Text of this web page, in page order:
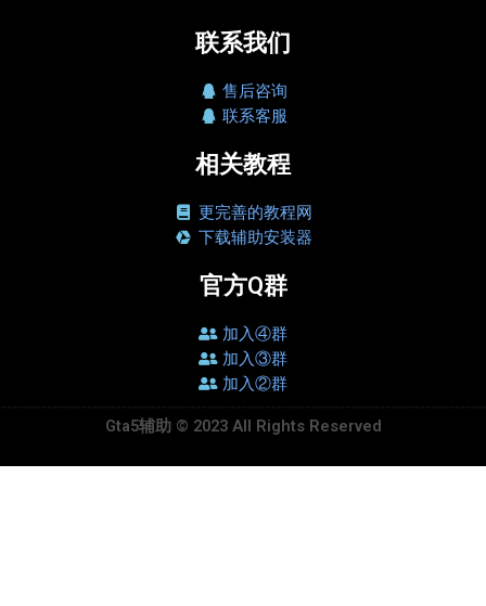
联系我们
售后咨询
联系客服
相关教程
更完善的教程网
下载辅助安装器
官方Q群
加入④群
加入③群
加入②群
Gta5辅助 © 2023 All Rights Reserved